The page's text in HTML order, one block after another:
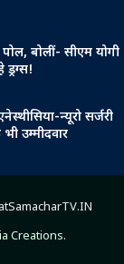
बोलीं- सीएम योगी
न्यूरो सर्जरी
उम्मीदवार
Creations.